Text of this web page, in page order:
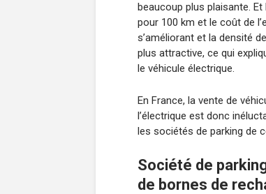
beaucoup plus plaisante.
pour 100 km et le coût de
s’améliorant et la densité
plus attractive, ce qui
le véhicule électrique.
En France, la vente de
l’électrique est donc
les sociétés de parking de
Société de
de bornes de